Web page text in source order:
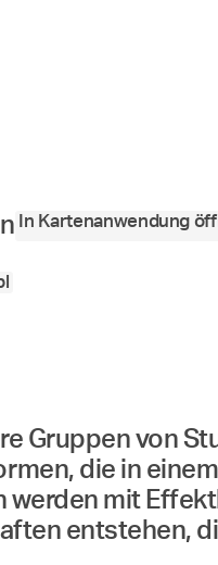
In Kartenanwendung
Gruppen von
die in
werden mit
entstehen,